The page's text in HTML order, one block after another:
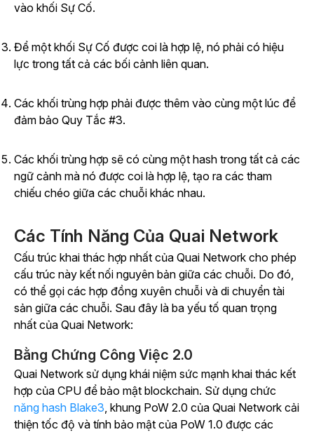
vào khối Sự Cố.
Để một khối Sự Cố được coi là hợp lệ, nó phải có hiệu
lực trong tất cả các bối cảnh liên quan.
Các khối trùng hợp phải được thêm vào cùng một lúc để
đảm bảo Quy Tắc #3.
Các khối trùng hợp sẽ có cùng một hash trong tất cả các
ngữ cảnh mà nó được coi là hợp lệ, tạo ra các tham
chiếu chéo giữa các chuỗi khác nhau.
Các Tính Năng Của Quai Network
Cấu trúc khai thác hợp nhất của Quai Network cho phép
cấu trúc này kết nối nguyên bản giữa các chuỗi. Do đó,
có thể gọi các hợp đồng xuyên chuỗi và di chuyển tài
sản giữa các chuỗi. Sau đây là ba yếu tố quan trọng
nhất của Quai Network:
Bằng Chứng Công Việc 2.0
Quai Network sử dụng khái niệm sức mạnh khai thác kết
hợp của CPU để bảo mật blockchain. Sử dụng chức
năng hash Blake3, khung PoW 2.0 của Quai Network cải
thiện tốc độ và tính bảo mật của PoW 1.0 được các